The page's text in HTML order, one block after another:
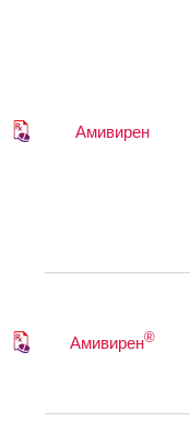
Амивирен
Амивирен®